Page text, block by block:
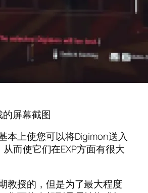
的屏幕截图
本上使您可以将Digimon送入
而使它们在EXP方面有很大
教授的，但是为了最大程度